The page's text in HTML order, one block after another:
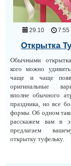
29.10 7:55
Открытка
Обычными
кого можно
чаще и чаще
оригинальные
вполне обычного
праздника, но все
формы. Об одном
расскажем вам в
предлагаем
открытку туфельку.